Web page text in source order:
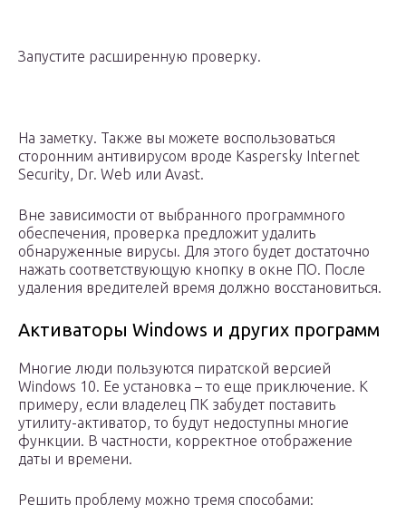
Запустите расширенную проверку.
На заметку. Также вы можете воспользоваться
сторонним антивирусом вроде Kaspersky Internet
Security, Dr. Web или Avast.
Вне зависимости от выбранного программного
обеспечения, проверка предложит удалить
обнаруженные вирусы. Для этого будет достаточно
нажать соответствующую кнопку в окне ПО. После
удаления вредителей время должно восстановиться.
Активаторы Windows и других программ
Многие люди пользуются пиратской версией
Windows 10. Ее установка – то еще приключение. К
примеру, если владелец ПК забудет поставить
утилиту-активатор, то будут недоступны многие
функции. В частности, корректное отображение
даты и времени.
Решить проблему можно тремя способами: